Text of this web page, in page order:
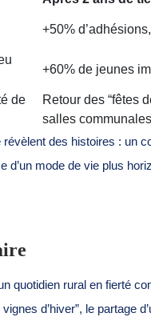
+50%
+60% de jeunes
de
Retour des “fêtes
salles communales
des histoires : un
mode de vie plus
quotidien rural en fierté
d’hiver”, le partage